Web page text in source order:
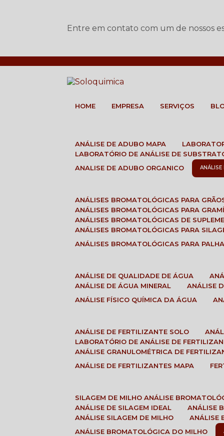
Entre em contato com um de nossos
HOME EMPRESA SERVIÇOS
ANÁLISE DE ADUBO MAPA
LABORATÓRIO DE ANÁLISE DE
ANALISE DE ADUBO ORGANICO
ANÁLISES BROMATOLÓGICAS PARA
ANÁLISES BROMATOLÓGICAS PARA
ANÁLISES BROMATOLÓGICAS DE
ANÁLISES BROMATOLÓGICAS PARA
ANÁLISES BROMATOLÓGICAS PARA
ANÁLISE DE QUALIDADE DE ÁGUA
ANÁLISE DE ÁGUA MINERAL
ANÁLISE
ANÁLISE FÍSICO QUÍMICA DA ÁGUA
ANÁLISE DE FERTILIZANTE SOLO
LABORATÓRIO DE ANÁLISE DE
ANÁLISE GRANULOMÉTRICA DE
ANÁLISE DE FERTILIZANTES MAPA
SILAGEM DE MILHO ANÁLISE
ANÁLISE DE SILAGEM IDEAL
ANÁLISE
ANÁLISE SILAGEM DE MILHO
ANÁLISE BROMATOLÓGICA DO MILHO